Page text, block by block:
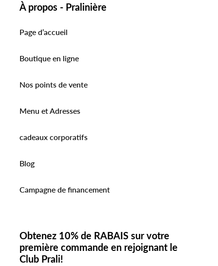
À propos - Pralinière
Page d’accueil
Boutique en ligne
Nos points de vente
Menu et Adresses
cadeaux corporatifs
Blog
Campagne de financement
Obtenez 10% de RABAIS sur votre
première commande en rejoignant le
Club Prali!